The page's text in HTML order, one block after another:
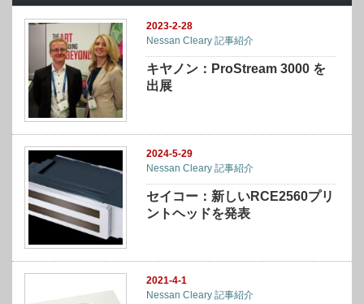
2023-2-28
Nessan Cleary 記事紹介
キヤノン：ProStream 3000 を
出展
2024-5-29
Nessan Cleary 記事紹介
セイコー：新しいRCE2560プリ
ントヘッドを発表
2021-4-1
Nessan Cleary 記事紹介